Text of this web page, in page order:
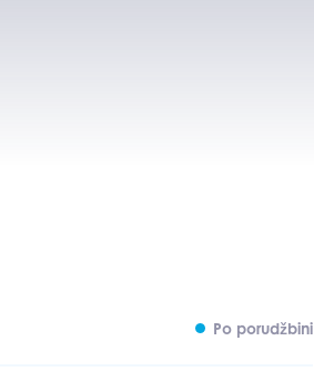
Po porudžbini